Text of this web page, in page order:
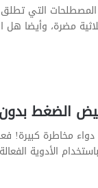
المصطلحات التي
مضرة، وأيضا هل
مخاطرة كبيرة!
الأدوية